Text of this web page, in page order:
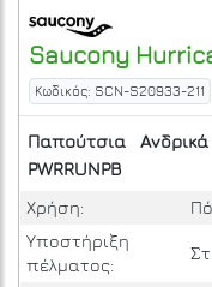
Saucony
Κωδικός: SCN-S20933-211
Παπούτσια Ανδρικά
PWRRUNPB
Χρήση:
Υποστήριξη
πέλματος: